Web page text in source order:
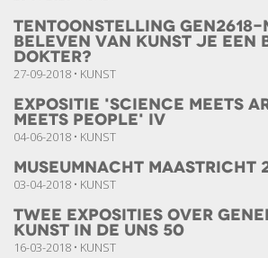
Tentoonstelling
beleven van Kunst je een
dokter?
27-09-2018 • KUNST
Expositie 'Science meets
meets People' IV
04-06-2018 • KUNST
Museumnacht Maastricht
03-04-2018 • KUNST
Twee exposities over
kunst in de UNS 50
16-03-2018 • KUNST